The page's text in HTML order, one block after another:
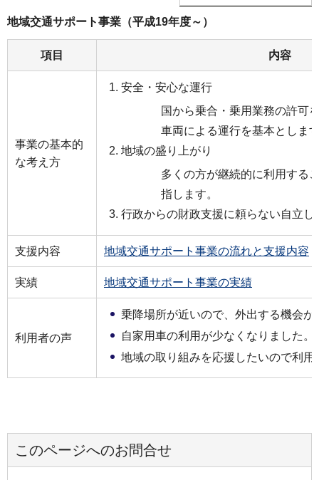
地域交通サポート事業（平成19年度～）
項目 内容
事業の基本的
な考え方
安全・安心な運行
国から乗合・乗用業務の許可
車両による運行を基本としま
地域の盛り上がり
多くの方が継続的に利用する
指します。
行政からの財政支援に頼らない自立し
支援内容 地域交通サポート事業の流れと支援内容
実績 地域交通サポート事業の実績
利用者の声
乗降場所が近いので、外出する機会が
自家用車の利用が少なくなりました。
地域の取り組みを応援したいので利用
このページへのお問合せ